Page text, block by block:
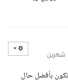
شهرين
بأفضل حال